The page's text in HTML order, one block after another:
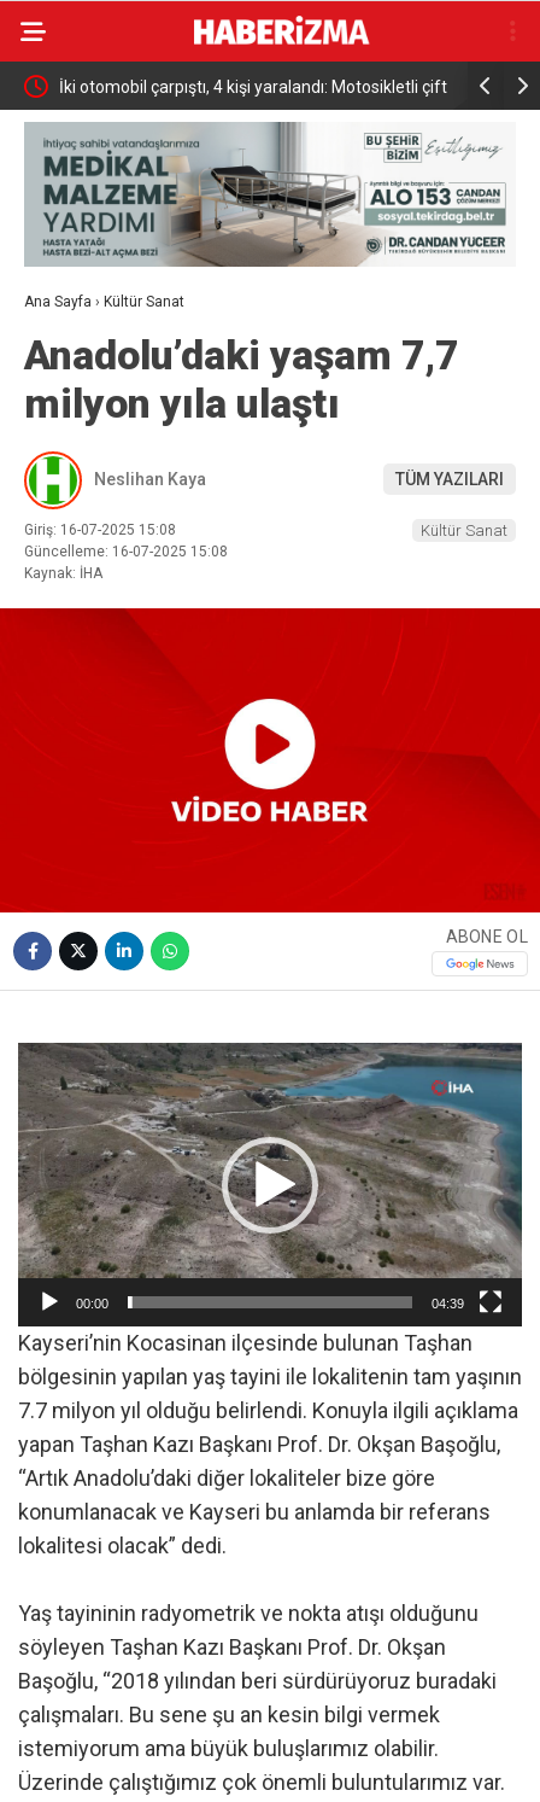
İki otomobil çarpıştı, 4 kişi yaralandı: Motosikletli çift
kazadan kıl payı kurtuldu
Türkiye
Altın
Ana Sayfa › Kültür Sanat
Anadolu’daki yaşam 7,7
milyon yıla ulaştı
Neslihan Kaya TÜM YAZILARI
Giriş: 16-07-2025 15:08
Güncelleme: 16-07-2025 15:08
Kaynak: İHA
Kültür Sanat
ABONE OL
Video
oynatıcı
00:00 04:39
Kayseri’nin Kocasinan ilçesinde bulunan Taşhan
bölgesinin yapılan yaş tayini ile lokalitenin tam yaşının
7.7 milyon yıl olduğu belirlendi. Konuyla ilgili açıklama
yapan Taşhan Kazı Başkanı Prof. Dr. Okşan Başoğlu,
“Artık Anadolu’daki diğer lokaliteler bize göre
konumlanacak ve Kayseri bu anlamda bir referans
lokalitesi olacak” dedi.
Yaş tayininin radyometrik ve nokta atışı olduğunu
söyleyen Taşhan Kazı Başkanı Prof. Dr. Okşan
Başoğlu, “2018 yılından beri sürdürüyoruz buradaki
çalışmaları. Bu sene şu an kesin bilgi vermek
istemiyorum ama büyük buluşlarımız olabilir.
Üzerinde çalıştığımız çok önemli buluntularımız var.